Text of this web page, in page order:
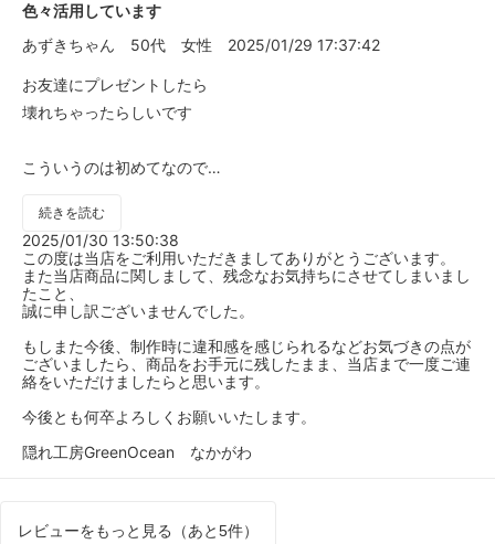
色々活用しています
あずきちゃん
50代 女性 2025/01/29 17:37:42
お友達にプレゼントしたら
壊れちゃったらしいです
こういうのは初めてなので
お友達の取り扱いが雑だったのかは
分からないのですが
今まではなかったので
少し残念に思いました
ので星4にしました
続きを読む
2025/01/30 13:50:38
この度は当店をご利用いただきましてありがとうございます。
また当店商品に関しまして、残念なお気持ちにさせてしまいまし
たこと、
誠に申し訳ございませんでした。
もしまた今後、制作時に違和感を感じられるなどお気づきの点が
ございましたら、商品をお手元に残したまま、当店まで一度ご連
絡をいただけましたらと思います。
今後とも何卒よろしくお願いいたします。
隠れ工房GreenOcean なかがわ
レビューをもっと見る（あと5件）